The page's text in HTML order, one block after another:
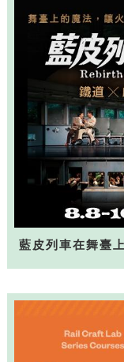
藍皮列車在舞臺